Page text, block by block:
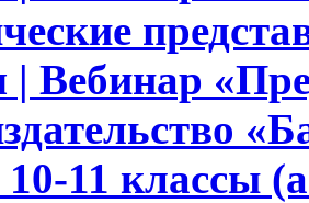
| Вебинар
10-11 классы